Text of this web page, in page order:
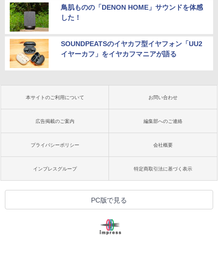
鳥肌ものの「DENON HOME」サウンドを体感
した！
SOUNDPEATSのイヤカフ型イヤフォン「UU2
イヤーカフ」をイヤカフマニアが語る
本サイトのご利用について お問い合わせ
広告掲載のご案内 編集部へのご連絡
プライバシーポリシー 会社概要
インプレスグループ 特定商取引法に基づく表示
PC版で見る